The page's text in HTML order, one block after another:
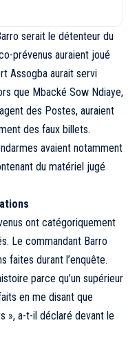
serait le détenteur du
prévenus auraient joué
Assogba aurait servi
que Mbacké Sow Ndiaye,
des Postes, auraient
des faux billets.
avaient notamment
du matériel jugé
ont catégoriquement
Le commandant Barro
faites durant l’enquête.
parce qu’un supérieur
en me disant que
», a-t-il déclaré devant le